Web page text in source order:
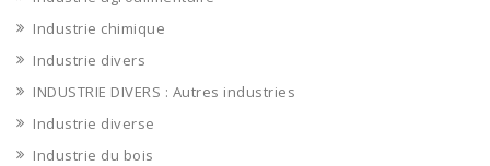
Industrie chimique
Industrie divers
INDUSTRIE DIVERS : Autres industries
Industrie diverse
Industrie du bois